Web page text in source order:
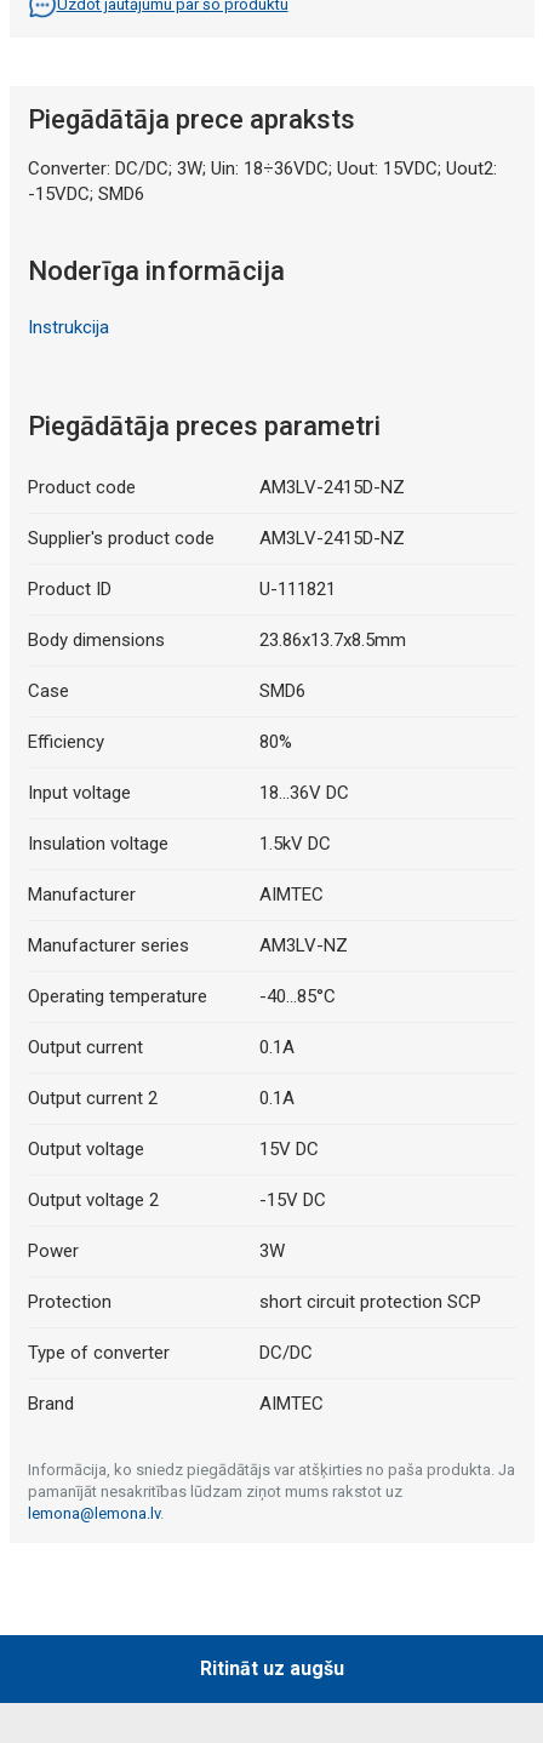
Uzdot jautājumu par šo produktu
Piegādātāja prece apraksts
Converter: DC/DC; 3W; Uin: 18÷36VDC; Uout: 15VDC; Uout2:
-15VDC; SMD6
Noderīga informācija
Instrukcija
Piegādātāja preces parametri
Product code AM3LV-2415D-NZ
Supplier's product code AM3LV-2415D-NZ
Product ID U-111821
Body dimensions 23.86x13.7x8.5mm
Case SMD6
Efficiency 80%
Input voltage 18...36V DC
Insulation voltage 1.5kV DC
Manufacturer AIMTEC
Manufacturer series AM3LV-NZ
Operating temperature -40...85°C
Output current 0.1A
Output current 2 0.1A
Output voltage 15V DC
Output voltage 2 -15V DC
Power 3W
Protection short circuit protection SCP
Type of converter DC/DC
Brand AIMTEC
Informācija, ko sniedz piegādātājs var atšķirties no paša produkta. Ja
pamanījāt nesakritības lūdzam ziņot mums rakstot uz
lemona@lemona.lv.
Ritināt uz augšu